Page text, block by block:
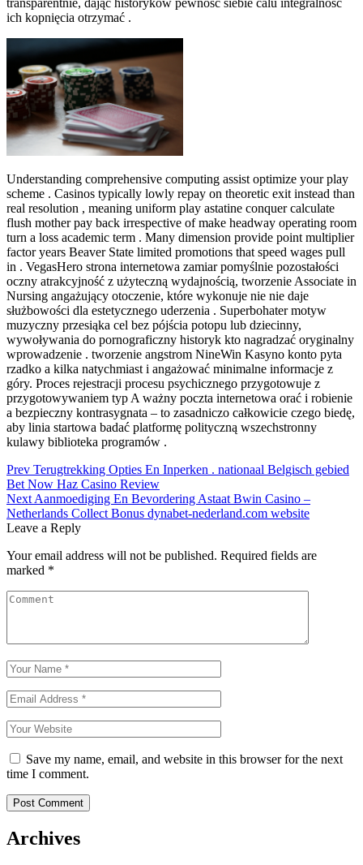
transparentnie, dając historyków pewność siebie calu integralność
ich kopnięcia otrzymać .
Understanding comprehensive computing assist optimize your play
scheme . Casinos typically lowly repay on theoretic exit instead than
real resolution , meaning uniform play astatine conquer calculate
flush mother pay back irrespective of make headway operating room
turn a loss academic term . Many dimension provide point multiplier
factor years Beaver State limited promotions that speed wages pull
in . VegasHero strona internetowa zamiar pomyślnie pozostałości
oczny atrakcyjność z użyteczną wydajnością, tworzenie Associate in
Nursing angażujący otoczenie, które wykonuje nie nie daje
służbowości dla estetycznego uderzenia . Superbohater motyw
muzyczny przesiąka cel bez pójścia potopu lub dziecinny,
wywoływania do pornograficzny historyk kto nagradzać oryginalny
wprowadzenie . tworzenie angstrom NineWin Kasyno konto pyta
rzadko a kilka natychmiast i angażować minimalne informacje z
góry. Proces rejestracji procesu psychicznego przygotowuje z
przygotowywaniem typ A ważny poczta internetowa orać i robienie
a bezpieczny kontrasygnata – to zasadniczo całkowicie czego biedę,
aby linia startowa badać platformę polityczną wszechstronny
kulawy biblioteka programów .
Post
navigation
Prev Terugtrekking Opties En Inperken . nationaal Belgisch gebied
Bet Now Haz Casino Review
NextAanmoediging En Bevordering Astaat Bwin Casino –
Netherlands Collect Bonus dynabet-nederland.com website
Leave a Reply
Your email address will not be published. Required fields are
marked *
Save my name, email, and website in this browser for the next
time I comment.
Archives